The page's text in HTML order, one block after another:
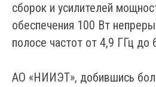
сборок и усилителей
обеспечения 100 Вт
полосе частот от 4,9 ГГц до
АО «НИИЭТ», добившись